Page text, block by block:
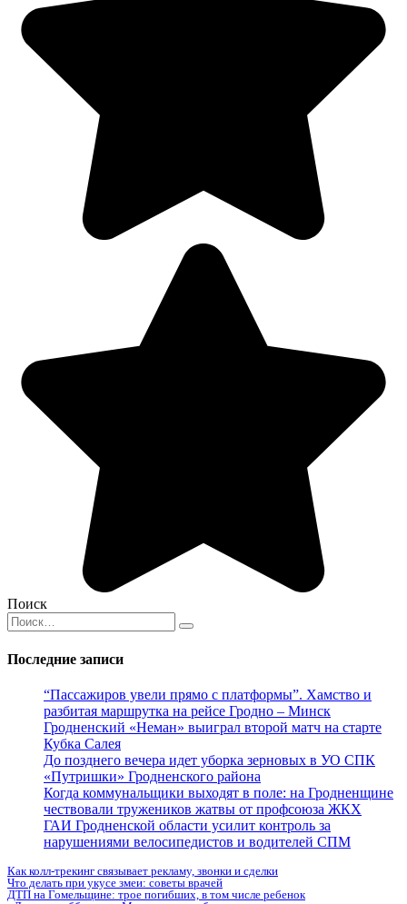
Поиск
Search
for:
Последние записи
“Пассажиров увели прямо с платформы”. Хамство и
разбитая маршрутка на рейсе Гродно – Минск
Гродненский «Неман» выиграл второй матч на старте
Кубка Салея
До позднего вечера идет уборка зерновых в УО СПК
«Путришки» Гродненского района
Когда коммунальщики выходят в поле: на Гродненщине
чествовали тружеников жатвы от профсоюза ЖКХ
ГАИ Гродненской области усилит контроль за
нарушениями велосипедистов и водителей СПМ
Как колл-трекинг связывает рекламу, звонки и сделки
Что делать при укусе змеи: советы врачей
ДТП на Гомельщине: трое погибших, в том числе ребенок